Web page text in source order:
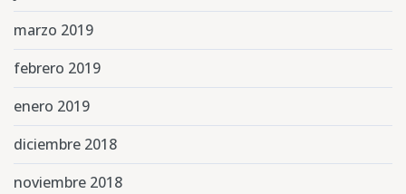
marzo 2019
febrero 2019
enero 2019
diciembre 2018
noviembre 2018